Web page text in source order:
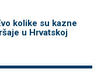
kolike su kazne
u Hrvatskoj